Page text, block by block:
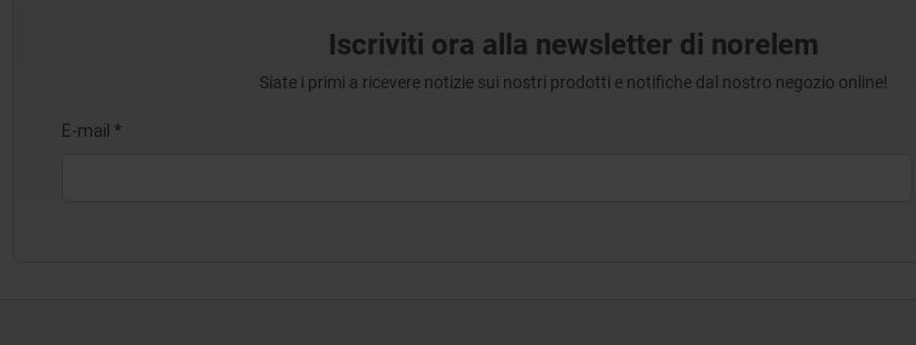
Iscriviti ora alla newsletter di norelem
Siate i primi a ricevere notizie sui nostri prodotti e notifiche dal nostro negozio online!